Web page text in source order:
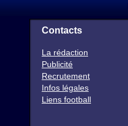
Contacts
La rédaction
Publicité
Recrutement
Infos légales
Liens football